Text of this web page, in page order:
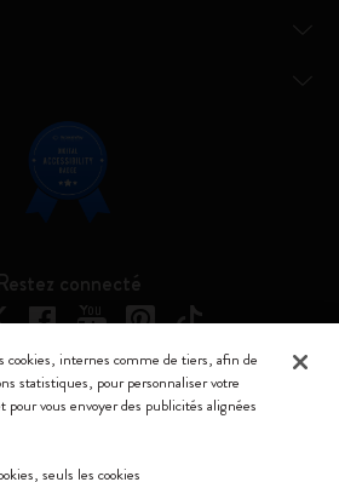
connecté
enregistrée de Moleskine Srl a socio unico
internes comme de tiers, afin de
statistiques, pour personnaliser votre
pour vous envoyer des publicités alignées
seuls les cookies